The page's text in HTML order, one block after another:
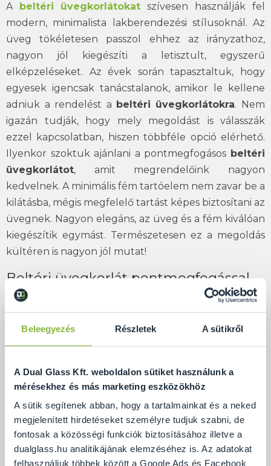
Beleegyezés Részletek A sütikről
A Dual Glass Kft. weboldalon sütiket használunk a
mérésekhez és más marketing eszközökhöz
A sütik segítenek abban, hogy a tartalmainkat és a neked
megjelenített hirdetéseket személyre tudjuk szabni, de
fontosak a közösségi funkciók biztosításához illetve a
dualglass.hu analitikájának elemzéséhez is. Az adatokat
felhasználjuk többek között a Google Ads és Facebook
A beltéri üvegkorlátokat szívesen használják fel
modern, minimalista lakberendezési stílusoknál. Az
üveg tökéletesen passzol ehhez az irányzathoz,
nagyon jól kiegészíti a letisztult, egyszerű
elképzeléseket. Az évek során tapasztaltuk, hogy
egyesek igencsak tanácstalanok, amikor le kellene
adniuk a rendelést a beltéri üvegkorlátokra. Nem
igazán tudják, hogy mely megoldást is válasszák
ezzel kapcsolatban, hiszen többféle opció elérhető.
Ilyenkor szoktuk ajánlani a pontmegfogásos beltéri
üvegkorlátot, amit megrendelőink nagyon
kedvelnek. A minimális fém tartóelem nem zavar be a
kilátásba, mégis megfelelő tartást képes biztosítani az
üvegnek. Nagyon elegáns, az üveg és a fém kiválóan
kiegészítik egymást. Természetesen ez a megoldás
kültéren is nagyon jól mutat!
Beltéri üvegkorlát pontmegfogással
rögzítve, minőségi kivitelben!